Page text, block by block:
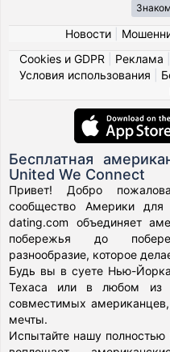
Новости|
Cookies и GDPR
Реклама
Условия использования
Бесплатная
United We Connect
Привет! Добро
сообщество Америки для
dating.com объединяет
побережья до
разнообразие, которое
Будь вы в суете Нью-
Техаса или в любом из
совместимых
мечты.
Испытайте нашу полностью